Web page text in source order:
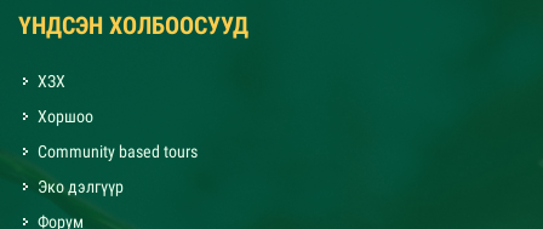
ҮНДСЭН ХОЛБООСУУД
ХЗХ
Хоршоо
Community based tours
Эко дэлгүүр
Форум